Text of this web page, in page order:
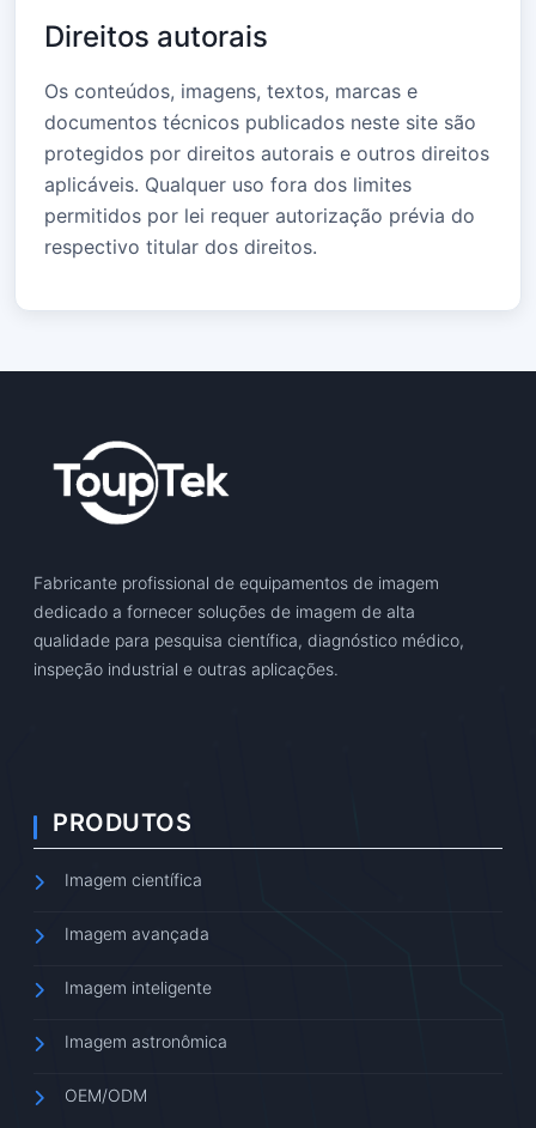
Direitos autorais
Os conteúdos, imagens, textos, marcas e
documentos técnicos publicados neste site são
protegidos por direitos autorais e outros direitos
aplicáveis. Qualquer uso fora dos limites
permitidos por lei requer autorização prévia do
respectivo titular dos direitos.
Fabricante profissional de equipamentos de imagem
dedicado a fornecer soluções de imagem de alta
qualidade para pesquisa científica, diagnóstico médico,
inspeção industrial e outras aplicações.
PRODUTOS
Imagem científica
Imagem avançada
Imagem inteligente
Imagem astronômica
OEM/ODM